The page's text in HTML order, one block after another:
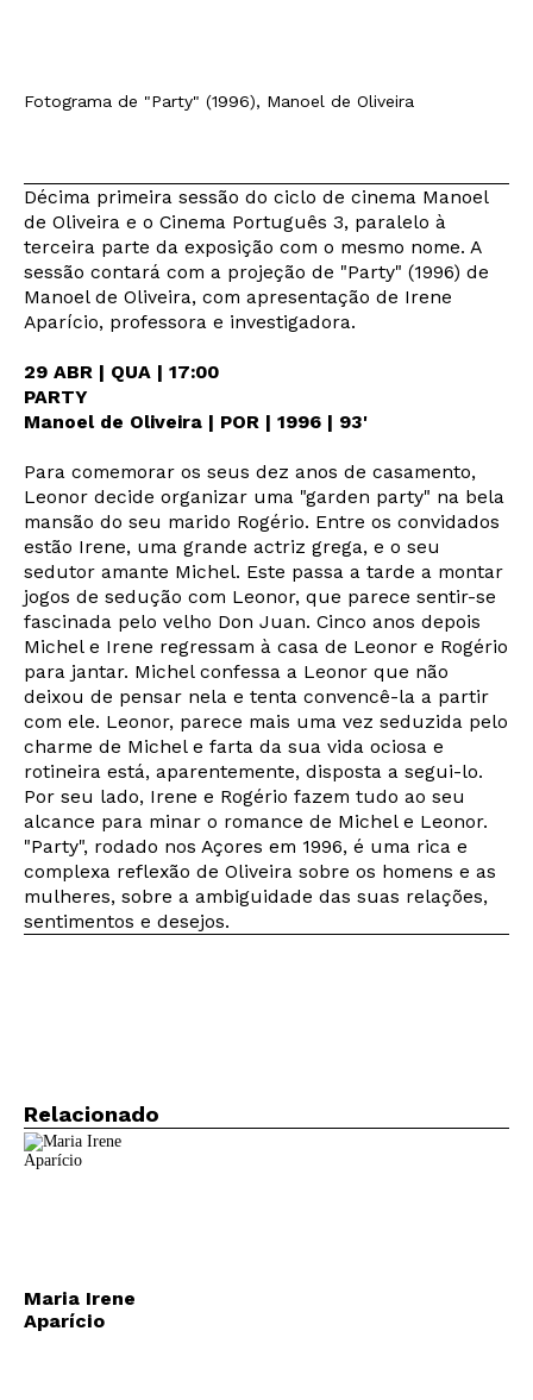
Fotograma de "Party" (1996), Manoel de Oliveira
Décima primeira sessão do ciclo de cinema Manoel
de Oliveira e o Cinema Português 3, paralelo à
terceira parte da exposição com o mesmo nome. A
sessão contará com a projeção de "Party" (1996) de
Manoel de Oliveira, com apresentação de Irene
Aparício, professora e investigadora.
29 ABR | QUA | 17:00
PARTY
Manoel de Oliveira | POR | 1996 | 93'
Para comemorar os seus dez anos de casamento,
Leonor decide organizar uma "garden party" na bela
mansão do seu marido Rogério. Entre os convidados
estão Irene, uma grande actriz grega, e o seu
sedutor amante Michel. Este passa a tarde a montar
jogos de sedução com Leonor, que parece sentir-se
fascinada pelo velho Don Juan. Cinco anos depois
Michel e Irene regressam à casa de Leonor e Rogério
para jantar. Michel confessa a Leonor que não
deixou de pensar nela e tenta convencê-la a partir
com ele. Leonor, parece mais uma vez seduzida pelo
charme de Michel e farta da sua vida ociosa e
rotineira está, aparentemente, disposta a segui-lo.
Por seu lado, Irene e Rogério fazem tudo ao seu
alcance para minar o romance de Michel e Leonor.
"Party", rodado nos Açores em 1996, é uma rica e
complexa reflexão de Oliveira sobre os homens e as
mulheres, sobre a ambiguidade das suas relações,
sentimentos e desejos.
Relacionado
Maria Irene
Aparício